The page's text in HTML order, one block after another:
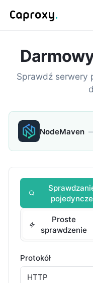
Sprawdź serwery
NodeMaven
pojedyncze
Proste
sprawdzenie
Protokół
HTTP